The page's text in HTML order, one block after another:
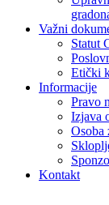
Važni
Statut
Etički
Informacije
Pravo
Izjava
Osoba
Kontakt